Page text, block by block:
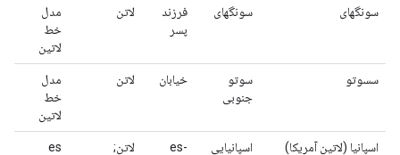
سونگهای سونگهای
فرزند
پسر
لاتن
مدل
خط
لاتین
سسوتو
سوتو
جنوبی
خیابان لاتن
مدل
خط
لاتین
اسپانیا (لاتین آمریکا) اسپانیایی
es-
لاتن;
es